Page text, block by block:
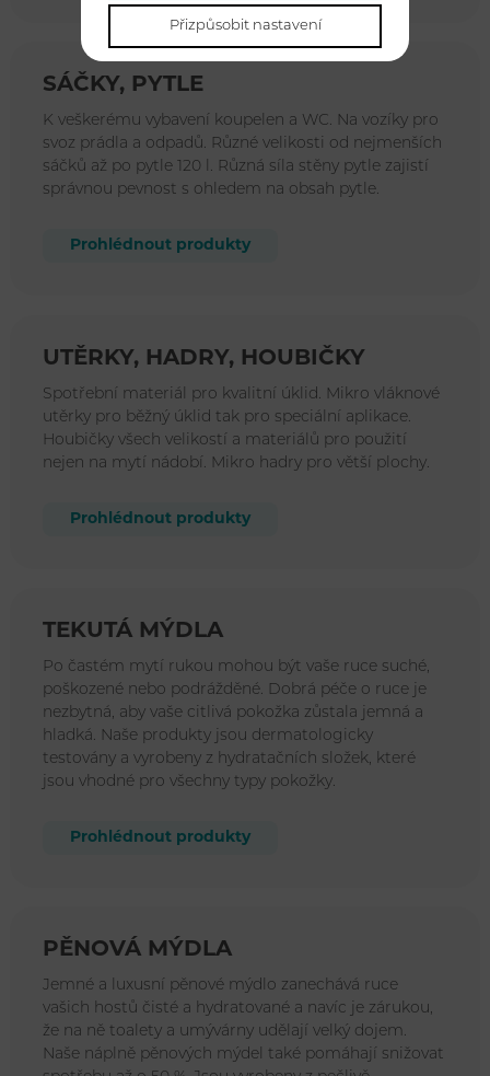
SÁČKY, PYTLE
K veškerému vybavení koupelen a WC. Na vozíky pro
svoz prádla a odpadů. Různé velikosti od nejmenších
sáčků až po pytle 120 l. Různá síla stěny pytle zajistí
správnou pevnost s ohledem na obsah pytle.
Prohlédnout produkty
UTĚRKY, HADRY, HOUBIČKY
Spotřební materiál pro kvalitní úklid. Mikro vláknové
utěrky pro běžný úklid tak pro speciální aplikace.
Houbičky všech velikostí a materiálů pro použití
nejen na mytí nádobí. Mikro hadry pro větší plochy.
Prohlédnout produkty
TEKUTÁ MÝDLA
Po častém mytí rukou mohou být vaše ruce suché,
poškozené nebo podrážděné. Dobrá péče o ruce je
nezbytná, aby vaše citlivá pokožka zůstala jemná a
hladká. Naše produkty jsou dermatologicky
testovány a vyrobeny z hydratačních složek, které
jsou vhodné pro všechny typy pokožky.
Prohlédnout produkty
PĚNOVÁ MÝDLA
Jemné a luxusní pěnové mýdlo zanechává ruce
vašich hostů čisté a hydratované a navíc je zárukou,
že na ně toalety a umývárny udělají velký dojem.
Naše náplně pěnových mýdel také pomáhají snižovat
Přizpůsobit nastavení